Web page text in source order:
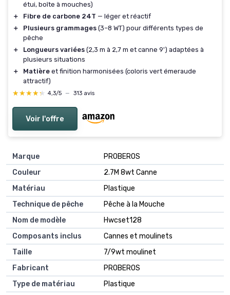
étui, boîte à mouches)
＋
Fibre de carbone 24T — léger et réactif
＋
Plusieurs grammages (3–8 WT) pour différents types de
pêche
＋
Longueurs variées (2,3 m à 2,7 m et canne 9') adaptées à
plusieurs situations
＋
Matière et finition harmonisées (coloris vert émeraude
attractif)
★★★★★
★★★★★ 4,3/5 — 313 avis
Voir l'offre
Marque
PROBEROS
Couleur
2.7M 8wt Canne
Matériau
Plastique
Technique de pêche
Pêche à la Mouche
Nom de modèle
Hwcset128
Composants inclus
Cannes et moulinets
Taille
7/9wt moulinet
Fabricant
PROBEROS
Type de matériau
Plastique